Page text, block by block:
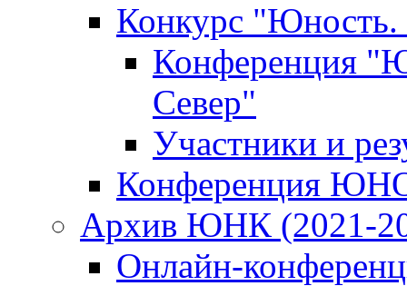
Конкурс "Юность.
Конференция
Север"
Участники и
Конференция
Архив ЮНК (2021-
Онлайн-